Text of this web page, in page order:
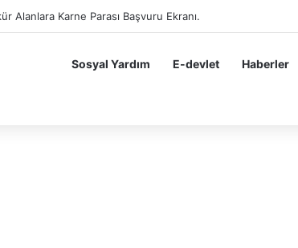
Alan Öğrenciler Hemen Başvursun 10 BİN 200 TL Karne
Sosyal Yardım E-devlet Haberler